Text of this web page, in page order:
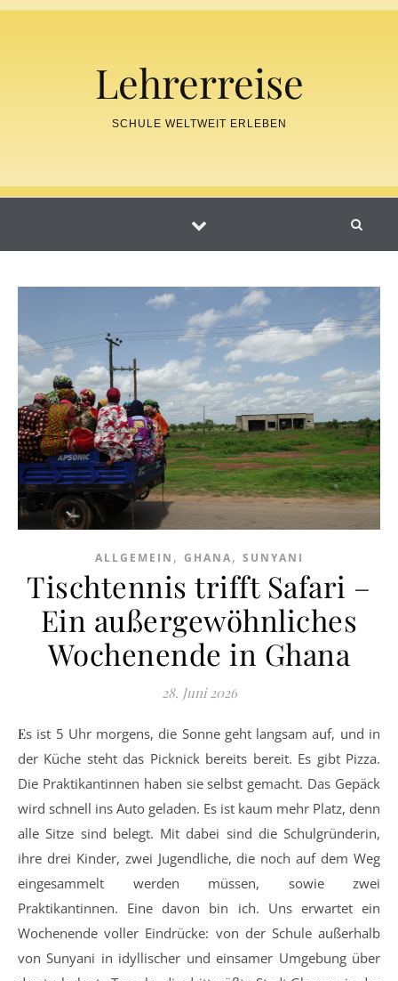
Skip to content
Lehrerreise
SCHULE WELTWEIT ERLEBEN
ALLGEMEIN , GHANA, SUNYANI
Tischtennis trifft Safari –
Ein außergewöhnliches
Wochenende in Ghana
28. Juni 2026
Es ist 5 Uhr morgens, die Sonne geht langsam auf, und in
der Küche steht das Picknick bereits bereit. Es gibt Pizza.
Die Praktikantinnen haben sie selbst gemacht. Das Gepäck
wird schnell ins Auto geladen. Es ist kaum mehr Platz, denn
alle Sitze sind belegt. Mit dabei sind die Schulgründerin,
ihre drei Kinder, zwei Jugendliche, die noch auf dem Weg
eingesammelt werden müssen, sowie zwei
Praktikantinnen. Eine davon bin ich. Uns erwartet ein
Wochenende voller Eindrücke: von der Schule außerhalb
von Sunyani in idyllischer und einsamer Umgebung über